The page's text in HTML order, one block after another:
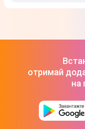
Кут огляду
отримай
на